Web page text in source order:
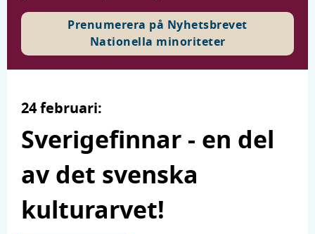
Prenumerera på Nyhetsbrevet
Nationella minoriteter
24 februari:
Sverigefinnar - en del
av det svenska
kulturarvet!